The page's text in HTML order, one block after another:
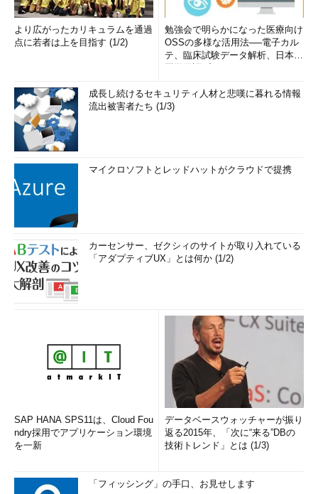
より広がったカリキュラムを通過
点に若者は上を目指す (1/2)
勉強会で明らかになった医療向け
OSSの多様な活用法──電子カル
テ、臨床試験データ解析、日本語
成長し続けるセキュリティ人材と悲嘆に暮れる情報
流出被害者たち (1/3)
マイクロソフトとレッドハットがクラウドで提携
カーセンサー、ゼクシィのサイトが取り入れている
「アダプティブUX」とは何か (1/2)
SAP HANA SPS11は、Cloud Fou
ndry採用でアプリケーション環境
を一新
データベースウォッチャーが振り
返る2015年、「次に“来る”DBの
技術トレンド」とは (1/3)
「フィッシング」の手口、お見せします